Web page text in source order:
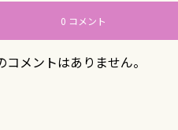
0 コメント
コメントはありません。